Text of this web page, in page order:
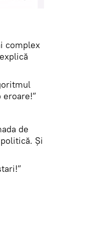
complex
de
Și